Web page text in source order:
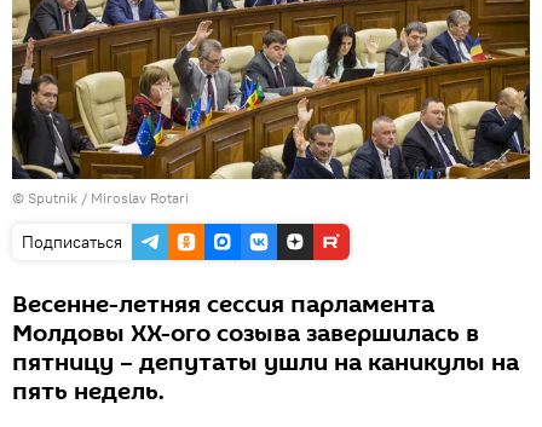
© Sputnik / Miroslav Rotari
Подписаться
Весенне-летняя сессия парламента
Молдовы XX-ого созыва завершилась в
пятницу – депутаты ушли на каникулы на
пять недель.